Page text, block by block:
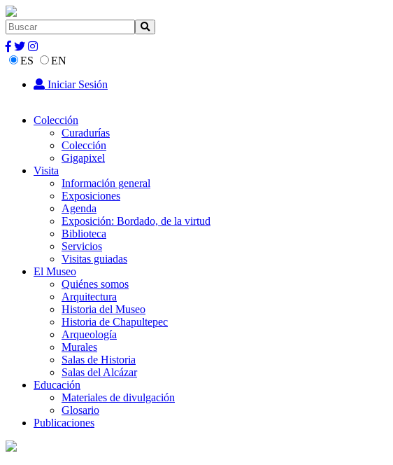
ES
EN
Iniciar Sesión
Colección
Curadurías
Colección
Gigapixel
Visita
Información general
Exposiciones
Agenda
Exposición: Bordado, de la virtud
Biblioteca
Servicios
Visitas guiadas
El Museo
Quiénes somos
Arquitectura
Historia del Museo
Historia de Chapultepec
Arqueología
Murales
Salas de Historia
Salas del Alcázar
Educación
Materiales de divulgación
Glosario
Publicaciones